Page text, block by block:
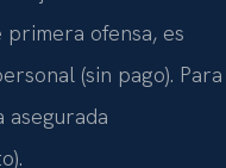
ofensa, es
(sin pago). Para
asegurada